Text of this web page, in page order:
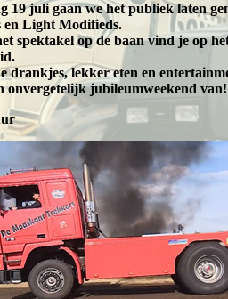
19 juli gaan we het publiek laten
en Light Modifieds.
spektakel op de baan vind je op
drankjes, lekker eten en
onvergetelijk jubileumweekend